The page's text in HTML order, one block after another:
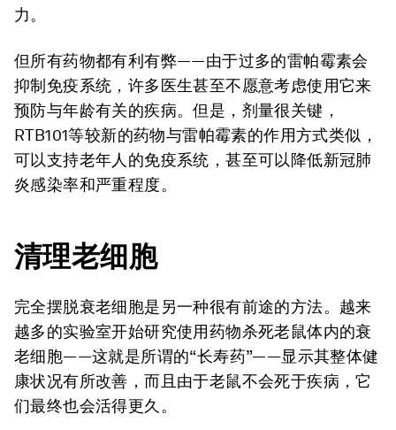
力。
但所有药物都有利有弊——由于过多的雷帕霉素会
抑制免疫系统，许多医生甚至不愿意考虑使用它来
预防与年龄有关的疾病。但是，剂量很关键，
RTB101等较新的药物与雷帕霉素的作用方式类似，
可以支持老年人的免疫系统，甚至可以降低新冠肺
炎感染率和严重程度。
清理老细胞
完全摆脱衰老细胞是另一种很有前途的方法。越来
越多的实验室开始研究使用药物杀死老鼠体内的衰
老细胞——这就是所谓的“长寿药”——显示其整体健
康状况有所改善，而且由于老鼠不会死于疾病，它
们最终也会活得更久。